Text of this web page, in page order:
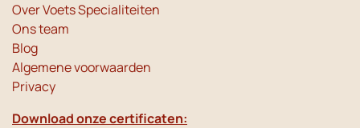
Over Voets Specialiteiten
Ons team
Blog
Algemene voorwaarden
Privacy
Download onze certificaten: